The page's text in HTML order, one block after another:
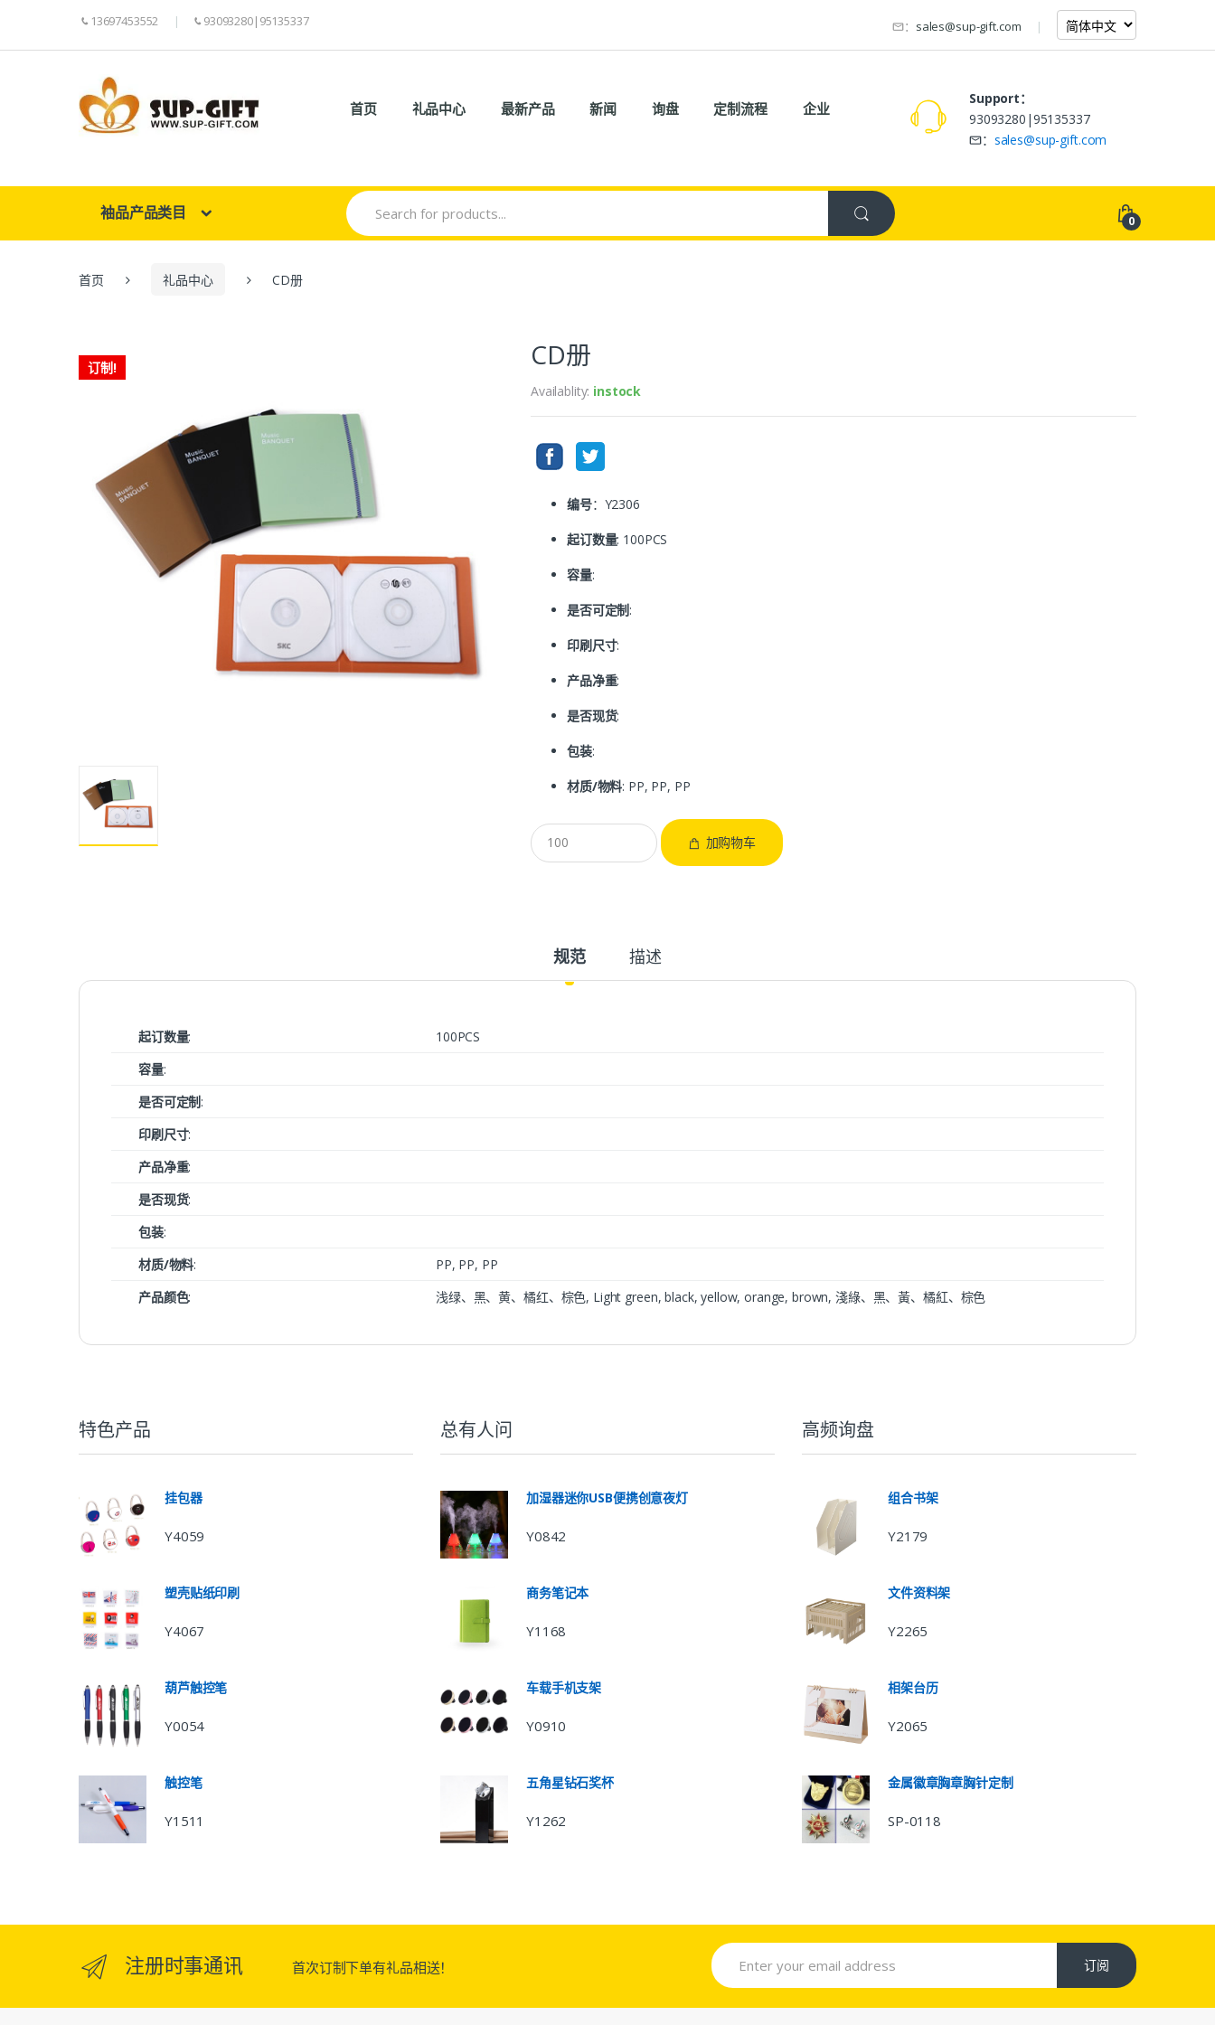
13697453552 93093280|95135337 ： sales@sup-gift.com
首页 礼品中心 最新产品 新闻 询盘 定制流程 企业
Support：
93093280|95135337
： sales@sup-gift.com
袖品产品类目
Search
for:
0
首页 礼品中心 CD册
订制! CD册
Availablity: instock
编号：Y2306
起订数量: 100PCS
容量:
是否可定制:
印刷尺寸:
产品净重:
是否现货:
包装:
材质/物料: PP, PP, PP
加购物车
规范 描述
起订数量:
100PCS
容量:
是否可定制:
印刷尺寸:
产品净重:
是否现货:
包装:
材质/物料:
PP, PP, PP
产品颜色: 浅绿、黑、黄、橘红、棕色, Light green, black, yellow, orange, brown, 淺綠、黑、黃、橘紅、棕色
特色产品
挂包器
Y4059
塑壳贴纸印刷
Y4067
葫芦触控笔
Y0054
触控笔
Y1511
总有人问
加湿器迷你USB便携创意夜灯
Y0842
商务笔记本
Y1168
车载手机支架
Y0910
五角星钻石奖杯
Y1262
高频询盘
组合书架
Y2179
文件资料架
Y2265
相架台历
Y2065
金属徽章胸章胸针定制
SP-0118
注册时事通讯 首次订制下单有礼品相送！ 订阅